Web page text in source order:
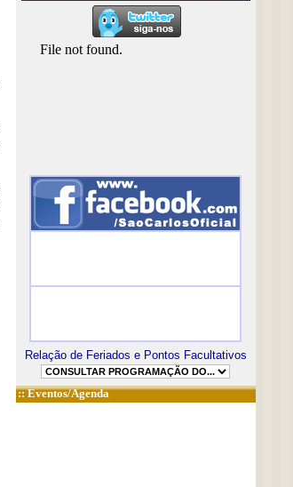
Relação de Feriados e Pontos Facultativos
::Eventos/Agenda